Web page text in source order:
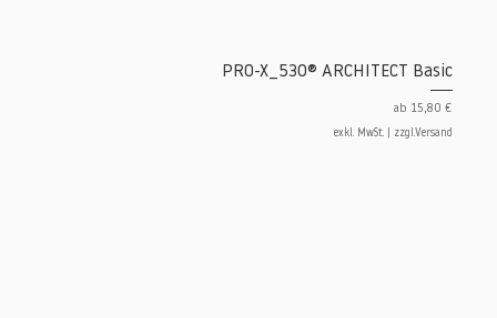
PRO-X_530® ARCHITECT Basic
ab 15,80 €
Sale-Preis
exkl. MwSt. zzgl.Versand